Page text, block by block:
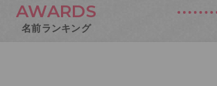
AWARDS
名前ランキング